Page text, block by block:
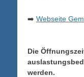
➡️ Webseite
Die
werden.